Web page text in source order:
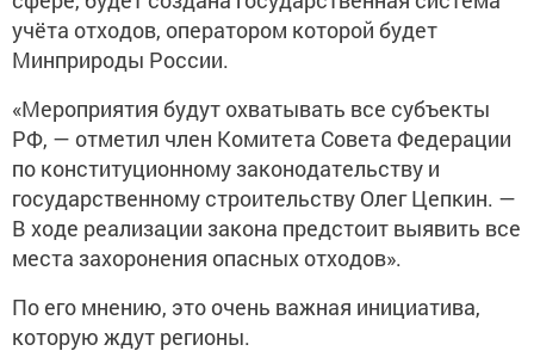
учёта отходов, оператором которой будет
Минприроды России.
«Мероприятия будут охватывать все субъекты
РФ, — отметил член Комитета Совета Федерации
по конституционному законодательству и
государственному строительству Олег Цепкин. —
В ходе реализации закона предстоит выявить все
места захоронения опасных отходов».
По его мнению, это очень важная инициатива,
которую ждут регионы.